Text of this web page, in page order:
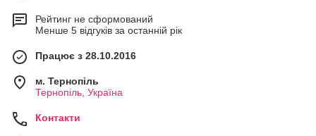
Рейтинг не сформований
Менше 5 відгуків за останній рік
Працює з 28.10.2016
м. Тернопіль
Тернопіль, Україна
Контакти